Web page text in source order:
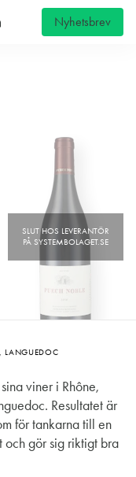
Nyhetsbrev
LANGUEDOC
viner i Rhône,
Resultatet är
för tankarna till en
och gör sig riktigt bra